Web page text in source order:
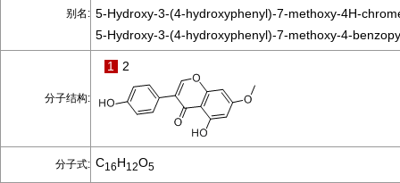
别名: 5-Hydroxy-3-(4-hydroxyphenyl)-7-methoxy-4H-
5-Hydroxy-3-(4-hydroxyphenyl)-7-methoxy-4-
分子结构:
1 2
分子式: C16H12O5